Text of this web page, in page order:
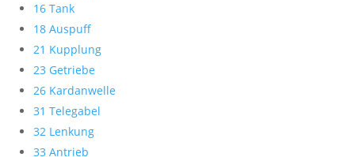
16 Tank
18 Auspuff
21 Kupplung
23 Getriebe
26 Kardanwelle
31 Telegabel
32 Lenkung
33 Antrieb